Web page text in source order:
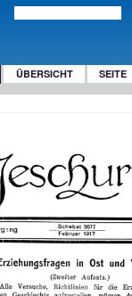
ÜBERSICHT SEITE